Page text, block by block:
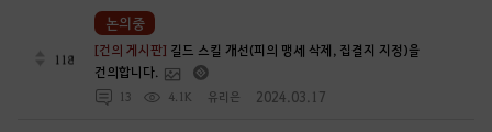
118
[건의 게시판] 길드 스킬 개선(피의 맹세 삭제, 집결지 지정)을
건의합니다.
13 4.1K 유리은 2024.03.17
논의중